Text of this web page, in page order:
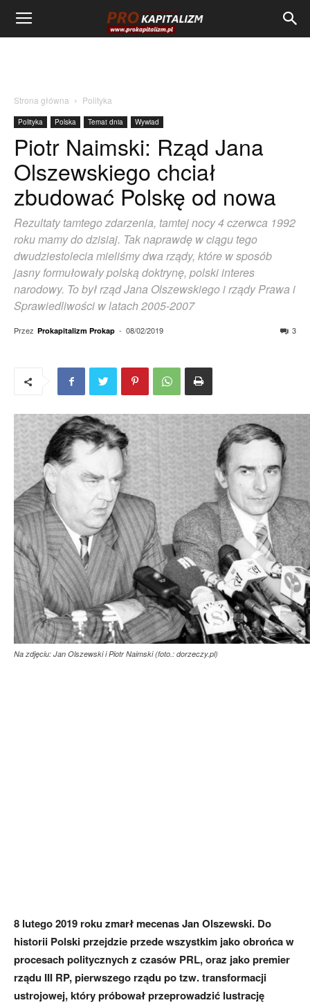
Strona główna Polityka
Polityka Polska Temat dnia Wywiad
Piotr Naimski: Rząd Jana
Olszewskiego chciał
zbudować Polskę od nowa
Rezultaty tamtego zdarzenia, tamtej nocy 4 czerwca 1992
roku mamy do dzisiaj. Tak naprawdę w ciągu tego
dwudziestolecia mieliśmy dwa rządy, które w sposób
jasny formułowały polską doktrynę, polski interes
narodowy. To był rząd Jana Olszewskiego i rządy Prawa i
Sprawiedliwości w latach 2005-2007
Przez Prokapitalizm Prokap - 08/02/2019 3
Na zdjęciu: Jan Olszewski i Piotr Naimski (foto.: dorzeczy.pl)
8 lutego 2019 roku zmarł mecenas Jan Olszewski. Do
historii Polski przejdzie przede wszystkim jako obrońca w
procesach politycznych z czasów PRL, oraz jako premier
rządu III RP, pierwszego rządu po tzw. transformacji
ustrojowej, który próbował przeprowadzić lustrację